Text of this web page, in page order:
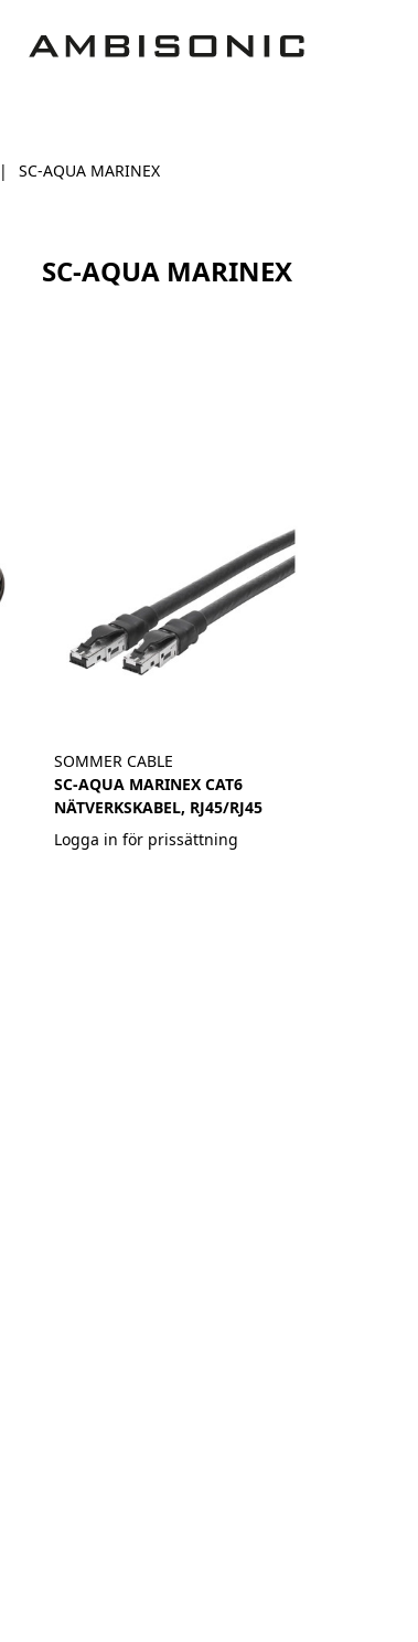
SC-AQUA MARINEX
SC-AQUA MARINEX
SOMMER CABLE
SC-AQUA MARINEX CAT6
NÄTVERKSKABEL, RJ45/RJ45
Logga in för prissättning